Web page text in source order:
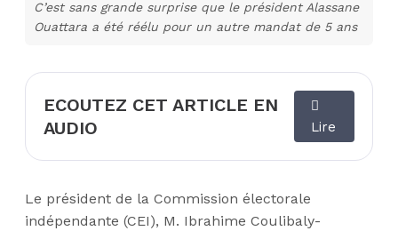
C’est sans grande surprise que le président Alassane
Ouattara a été réélu pour un autre mandat de 5 ans
ECOUTEZ CET ARTICLE EN
AUDIO
Lire
Le président de la Commission électorale
indépendante (CEI), M. Ibrahime Coulibaly-